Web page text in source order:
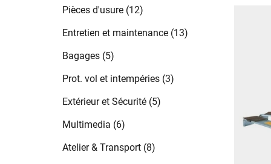
Pièces d'usure (12)
Entretien et maintenance (13)
Bagages (5)
Prot. vol et intempéries (3)
Extérieur et Sécurité (5)
Multimedia (6)
Atelier & Transport (8)